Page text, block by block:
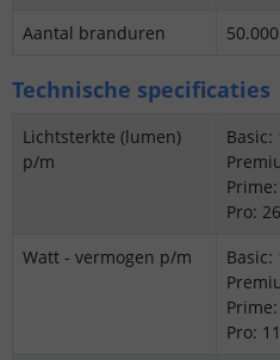
Aantal branduren
50.000
Technische specificaties
Lichtsterkte (lumen)
p/m
Basic:
Pro:
Watt - vermogen p/m
Basic:
Pro: